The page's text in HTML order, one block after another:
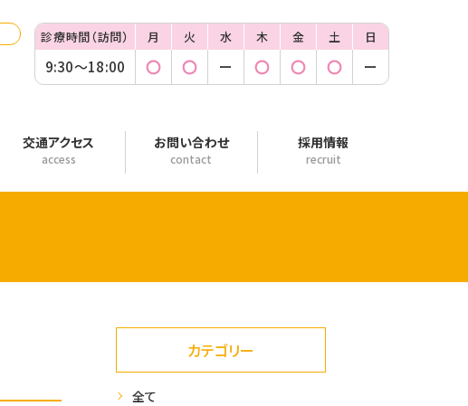
診療時間 （訪問） 月 火 水 木 金 土 日
9:30〜18:00 ◯ ◯ ー ◯ ◯ ◯ ー
交通アクセス
access
お問い合わせ
contact
採用情報
recruit
カテゴリー
全て